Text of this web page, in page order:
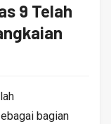
9 Telah
bagian